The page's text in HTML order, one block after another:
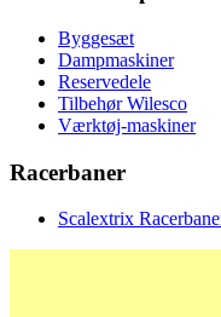
Byggesæt
Dampmaskiner
Reservedele
Tilbehør Wilesco
Værktøj-maskiner
Racerbaner
Scalextrix